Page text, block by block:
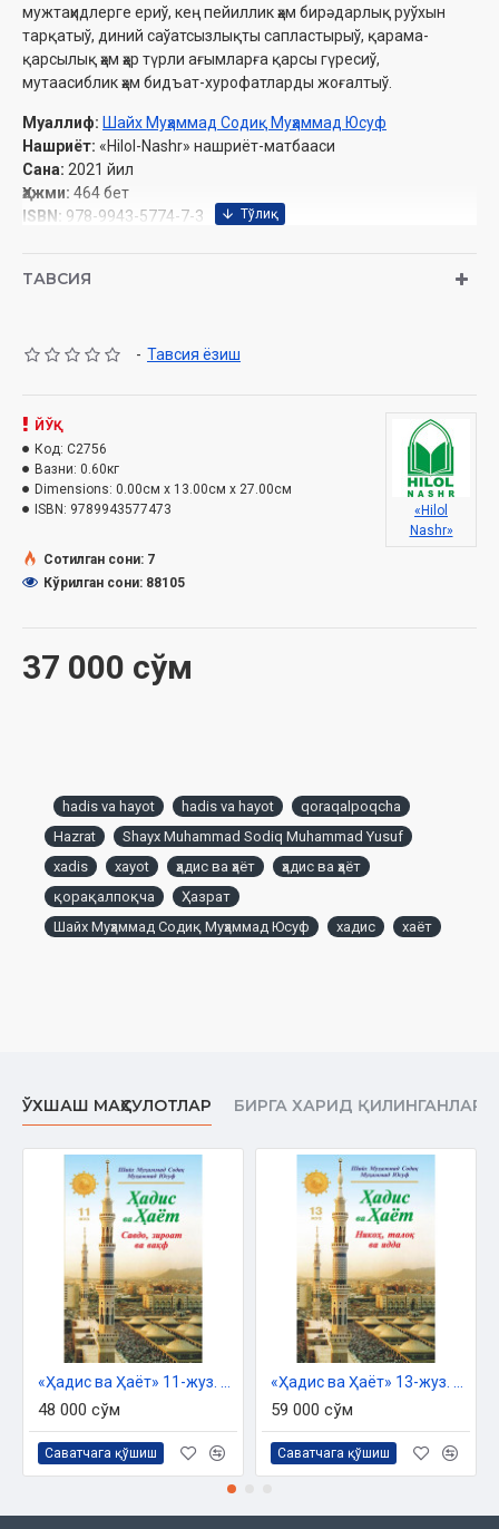
мужтаҳидлерге ериў, кең пейиллик ҳәм бирәдарлық руўхын
тарқатыў, диний саўатсызлықты сапластырыў, қарама-
қарсылық ҳәм ҳәр түрли ағымларға қарсы гүресиў,
мутаасиблик ҳәм бидъат-хурофатларды жоғалтыў.
Муаллиф: Шайх Муҳаммад Содиқ Муҳаммад Юсуф
Нашриёт: «Hilol-Nashr» нашриёт-матбааси
Сана: 2021 йил
Ҳажми: 464 бет
ISBN: 978-9943-5774-7-3
Дин ишлари бўйича қўмитанинг 2020 йилдаги 6365-рақамли
Мазмуны
Тағам ҳәм ишимлик китабы –16-том
Биринши бөлим
Жуўмақ
Жеп-ишкеннен кейин ҳамд айтыў
Ыдыслар
Төртинши бөлим
Тағамлар ҳаққында
Мәжбүр болғанға өлимтик мүмкин
Макруҳ шөплер
Бесинши бөлим
Ишимликлер ҳаққында
Хамр ҳаққында келген хабарлар
Хамр ишиўден ескертиў
Жуўмақлаў
ТАВСИЯ
- Тавсия ёзиш
37 000 сўм
ЙЎҚ
Код: C2756
Вазни: 0.60кг
Dimensions: 0.00см x 13.00см x 27.00см
ISBN: 9789943577473
«Hilol
Nashr»
Сотилган сони: 7
Кўрилган сони: 88105
hadis va hayot hadis va hayot
qoraqalpoqcha
Hazrat
Shayx Muhammad Sodiq Muhammad Yusuf
xadis
xayot ҳадис ва ҳаёт
ҳадис ва ҳаёт
қорақалпоқча
Ҳазрат
Шайх Муҳаммад Содиқ Муҳаммад Юсуф
хадис хаёт
ЎХШАШ МАҲСУЛОТЛАР БИРГА ХАРИД ҚИЛИНГАНЛАР
48 000 сўм
Саватчага қўшиш
59 000 сўм
Саватчага қўшиш